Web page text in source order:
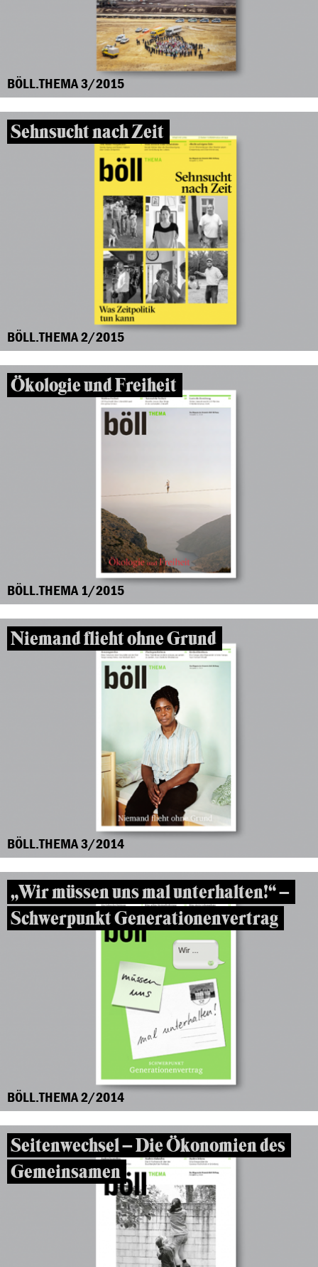
BÖLL.THEMA 3/2015
Sehnsucht nach Zeit
BÖLL.THEMA 2/2015
Ökologie und Freiheit
BÖLL.THEMA 1/2015
Niemand flieht ohne Grund
BÖLL.THEMA 3/2014
„Wir müssen uns mal unterhalten!“ –
Schwerpunkt Generationenvertrag
BÖLL.THEMA 2/2014
Seitenwechsel – Die Ökonomien des
Gemeinsamen